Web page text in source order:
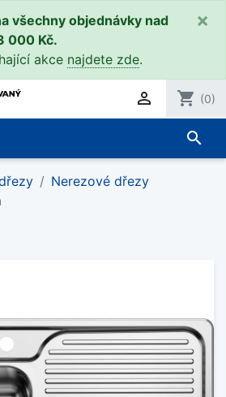
všechny objednávky nad
000 Kč.
akce najdete zde.
×
 shopping_cart (0)
search
Nerezové dřezy